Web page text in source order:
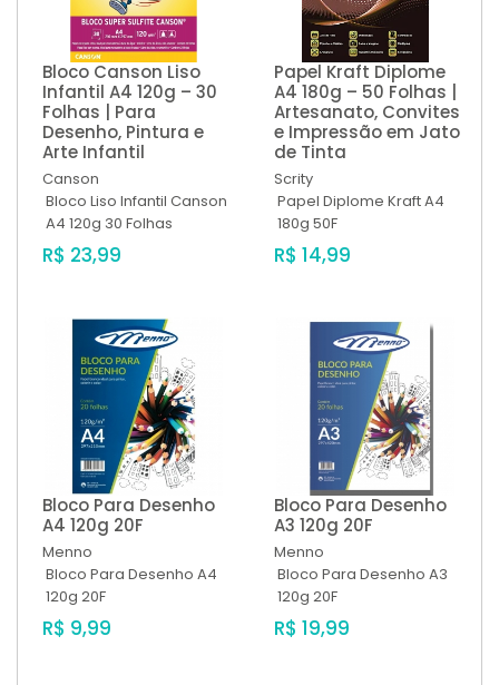
Bloco Canson Liso
Infantil A4 120g – 30
Folhas | Para
Desenho, Pintura e
Arte Infantil
Canson
Bloco Liso Infantil Canson
A4 120g 30 Folhas
R$ 23,99
Papel Kraft Diplome
A4 180g – 50 Folhas |
Artesanato, Convites
e Impressão em Jato
de Tinta
Scrity
Papel Diplome Kraft A4
180g 50F
R$ 14,99
Bloco Para Desenho
A4 120g 20F
Menno
Bloco Para Desenho A4
120g 20F
R$ 9,99
Bloco Para Desenho
A3 120g 20F
Menno
Bloco Para Desenho A3
120g 20F
R$ 19,99